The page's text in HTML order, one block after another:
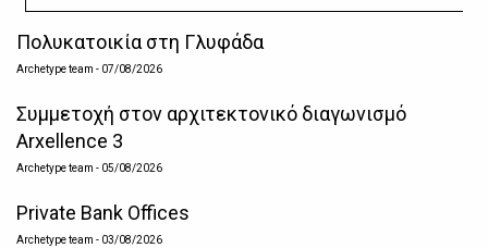
Πολυκατοικία στη Γλυφάδα
Archetype team - 07/08/2026
Συμμετοχή στον αρχιτεκτονικό διαγωνισμό
Arxellence 3
Archetype team - 05/08/2026
Private Bank Offices
Archetype team - 03/08/2026